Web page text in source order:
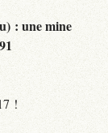
: une mine
!